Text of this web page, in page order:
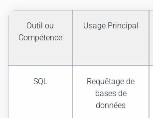
Outil ou
Compétence
Usage Principal
SQL
Requêtage de
bases de
données